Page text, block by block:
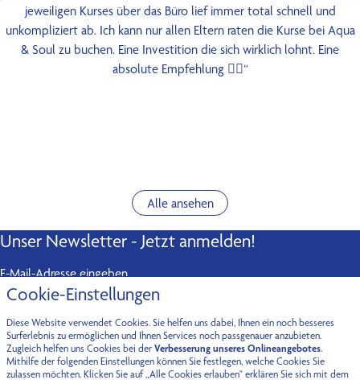
jeweiligen Kurses über das Büro lief immer total schnell und
unkompliziert ab. Ich kann nur allen Eltern raten die Kurse bei Aqua
& Soul zu buchen. Eine Investition die sich wirklich lohnt. Eine
absolute Empfehlung 👍🏻“
Alle ansehen
Unser Newsletter - Jetzt anmelden!
E-Mail-Adresse eingeben
Kontakt
Fürstenried-West Oberföhring
Cookie-Einstellungen
Diese Website verwendet Cookies. Sie helfen uns dabei, Ihnen ein noch besseres
Surferlebnis zu ermöglichen und Ihnen Services noch passgenauer anzubieten.
Zugleich helfen uns Cookies bei der Verbesserung unseres Onlineangebotes.
Mithilfe der folgenden Einstellungen können Sie festlegen, welche Cookies Sie
zulassen möchten. Klicken Sie auf „Alle Cookies erlauben" erklären Sie sich mit dem